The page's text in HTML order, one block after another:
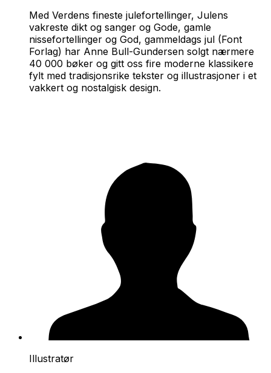
Med Verdens fineste julefortellinger, Julens
vakreste dikt og sanger og Gode, gamle
nissefortellinger og God, gammeldags jul (Font
Forlag) har Anne Bull-Gundersen solgt nærmere
40 000 bøker og gitt oss fire moderne klassikere
fylt med tradisjonsrike tekster og illustrasjoner i et
vakkert og nostalgisk design.
Illustratør